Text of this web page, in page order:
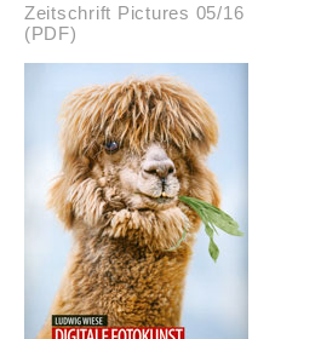
Zeitschrift Pictures 05/16
(PDF)